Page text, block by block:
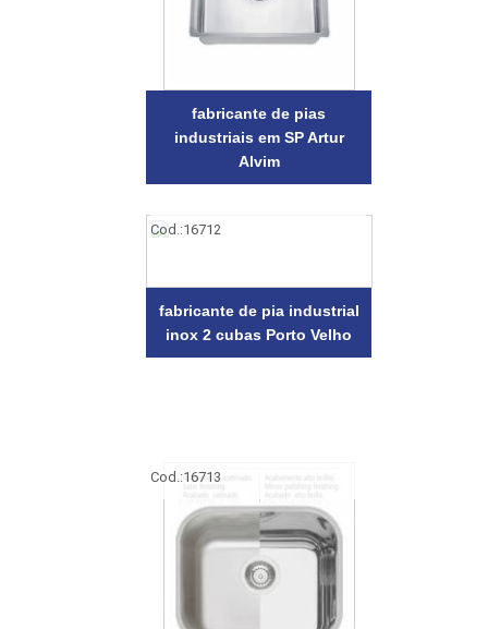
fabricante de pias
industriais em SP Artur
Alvim
Cod.:16712
fabricante de pia industrial
inox 2 cubas Porto Velho
Cod.:16713